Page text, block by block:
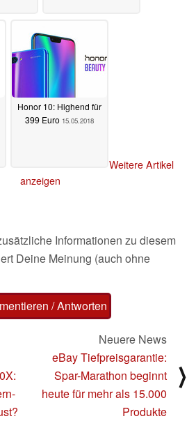
Honor 10: Highend für
399 Euro 15.05.2018
Weitere Artikel
anzeigen
Informationen zu diesem
Deine Meinung (auch ohne
/ Antworten
Neuere News
eBay Tiefpreisgarantie:
Spar-Marathon beginnt
heute für mehr als 15.000
Produkte
⟩